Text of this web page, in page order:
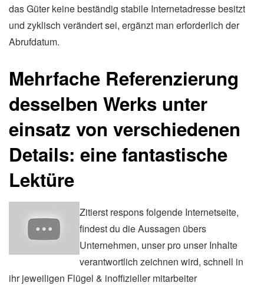
das Güter keine beständig stabile Internetadresse besitzt
und zyklisch verändert sei, ergänzt man erforderlich der
Abrufdatum.
Mehrfache Referenzierung
desselben Werks unter
einsatz von verschiedenen
Details: eine fantastische
Lektüre
Zitierst respons folgende Internetseite,
findest du die Aussagen übers
Unternehmen, unser pro unser Inhalte
verantwortlich zeichnen wird, schnell in
ihr jeweiligen Flügel & inoffizieller mitarbeiter